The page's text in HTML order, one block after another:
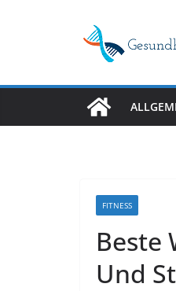
FITNESS
Beste
Und